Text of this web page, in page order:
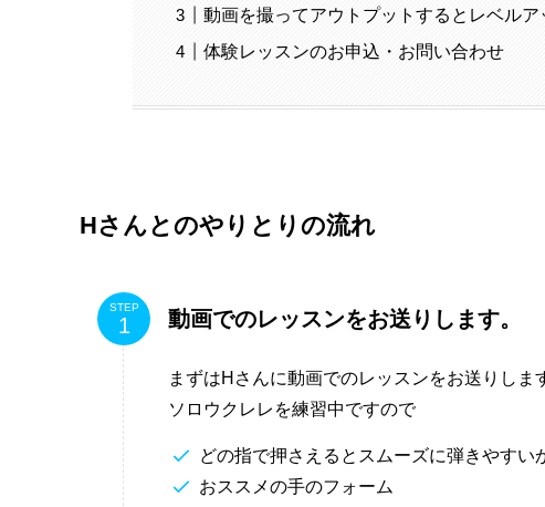
動画を撮ってアウトプットするとレベルア
体験レッスンのお申込・お問い合わせ
Hさんとのやりとりの流れ
STEP 動画でのレッスンをお送りします。
まずはHさんに動画でのレッスンをお送りしま
ソロウクレレを練習中ですので
どの指で押さえるとスムーズに弾きやすい
おススメの手のフォーム